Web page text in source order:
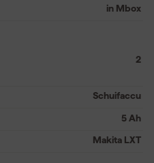
Dankzij de
wanneer je flexibel wilt
Makita 18V gereedschap.
in Mbox
2
Schuifaccu
5 Ah
Makita LXT